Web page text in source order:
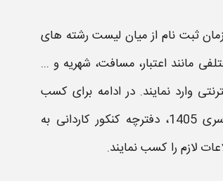
ثبت نام از میان لیست رشته های
مانند اعتبار، مسافت، شهریه و ...
وارد نمایند. در ادامه برای کسب
1405 ، دفترچه کنکور کاردانی به
لازم را کسب نمایند.